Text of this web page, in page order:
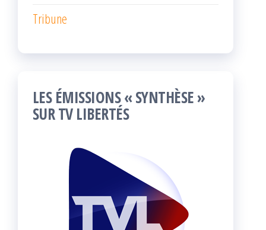
Tribune
LES ÉMISSIONS « SYNTHÈSE »
SUR TV LIBERTÉS